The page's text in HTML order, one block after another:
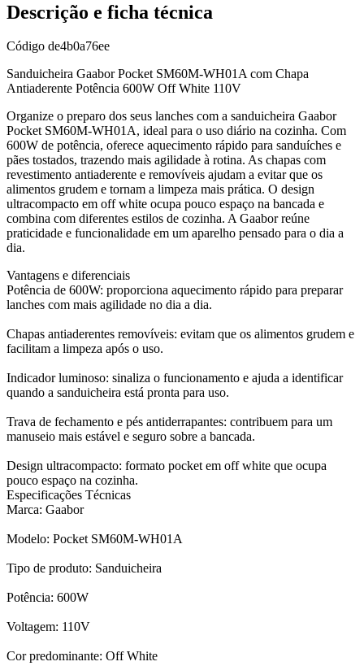
Descrição e ficha técnica
Código de4b0a76ee
Sanduicheira Gaabor Pocket SM60M-WH01A com Chapa
Antiaderente Potência 600W Off White 110V
Organize o preparo dos seus lanches com a sanduicheira Gaabor
Pocket SM60M-WH01A, ideal para o uso diário na cozinha. Com
600W de potência, oferece aquecimento rápido para sanduíches e
pães tostados, trazendo mais agilidade à rotina. As chapas com
revestimento antiaderente e removíveis ajudam a evitar que os
alimentos grudem e tornam a limpeza mais prática. O design
ultracompacto em off white ocupa pouco espaço na bancada e
combina com diferentes estilos de cozinha. A Gaabor reúne
praticidade e funcionalidade em um aparelho pensado para o dia a
dia.
Vantagens e diferenciais
Potência de 600W: proporciona aquecimento rápido para preparar
lanches com mais agilidade no dia a dia.
Chapas antiaderentes removíveis: evitam que os alimentos grudem e
facilitam a limpeza após o uso.
Indicador luminoso: sinaliza o funcionamento e ajuda a identificar
quando a sanduicheira está pronta para uso.
Trava de fechamento e pés antiderrapantes: contribuem para um
manuseio mais estável e seguro sobre a bancada.
Design ultracompacto: formato pocket em off white que ocupa
pouco espaço na cozinha.
Especificações Técnicas
Marca: Gaabor
Modelo: Pocket SM60M-WH01A
Tipo de produto: Sanduicheira
Potência: 600W
Voltagem: 110V
Cor predominante: Off White